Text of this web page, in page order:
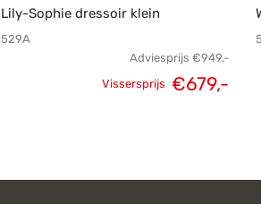
Lily-Sophie dressoir klein
529A
Adviesprijs €949,-
Vissersprijs €679,-